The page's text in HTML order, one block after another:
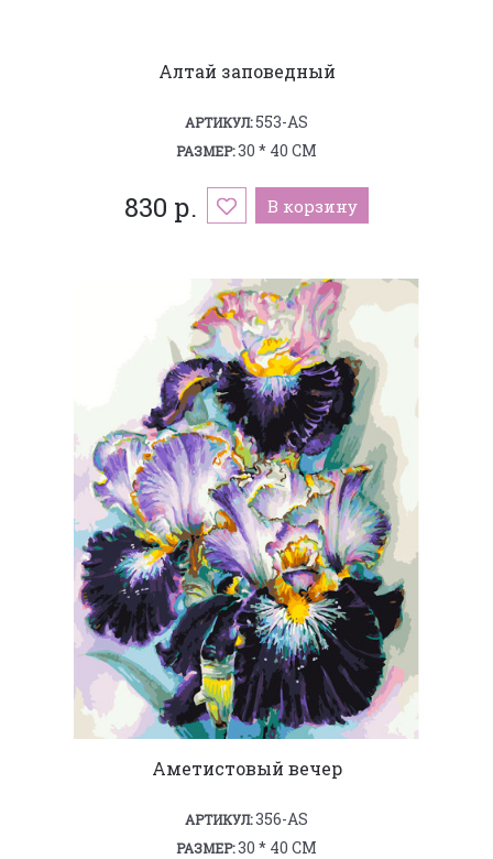
Алтай заповедный
АРТИКУЛ:553-AS
РАЗМЕР:30 * 40 СМ
830 р. В корзину
Аметистовый вечер
АРТИКУЛ:356-AS
РАЗМЕР:30 * 40 СМ